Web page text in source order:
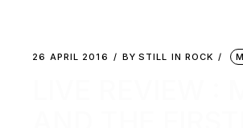
26 APRIL 2016 BY STILL IN ROCK